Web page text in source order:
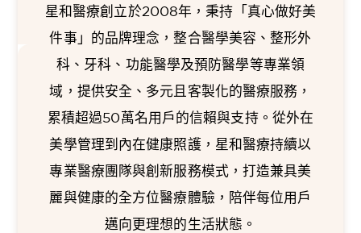
星和醫療創立於2008年，秉持「真心做好美
件事」的品牌理念，整合醫學美容、整形外
科、牙科、功能醫學及預防醫學等專業領
域，提供安全、多元且客製化的醫療服務，
累積超過50萬名用戶的信賴與支持。從外在
美學管理到內在健康照護，星和醫療持續以
專業醫療團隊與創新服務模式，打造兼具美
麗與健康的全方位醫療體驗，陪伴每位用戶
邁向更理想的生活狀態。